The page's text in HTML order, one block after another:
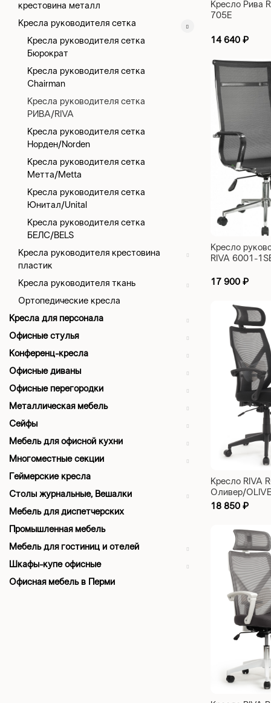
крестовина металл
Кресла руководителя сетка
Кресла руководителя сетка
Бюрократ
Кресла руководителя сетка
Chairman
Кресла руководителя сетка
РИВА/RIVA
Кресла руководителя сетка
Норден/Norden
Кресла руководителя сетка
Метта/Metta
Кресла руководителя сетка
Юнитал/Unital
Кресла руководителя сетка
БЕЛС/BELS
Кресла руководителя крестовина
пластик
Кресла руководителя ткань
Ортопедические кресла
Кресла для персонала
Офисные стулья
Конференц-кресла
Офисные диваны
Офисные перегородки
Металлическая мебель
Сейфы
Мебель для офисной кухни
Многоместные секции
Геймерские кресла
Столы журнальные, Вешалки
Мебель для диспетчерских
Промышленная мебель
Мебель для гостиниц и отелей
Шкафы-купе офисные
Офисная мебель в Перми
Кресло Рива
705E
14 640 ₽
Кресло
RIVA 6001-
17 900 ₽
Кресло RIVA
Оливер/
AC черный
18 850 ₽